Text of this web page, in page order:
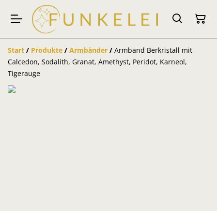
Start / Produkte / Armbänder / Armband Berkristall mit
Calcedon, Sodalith, Granat, Amethyst, Peridot, Karneol,
Tigerauge